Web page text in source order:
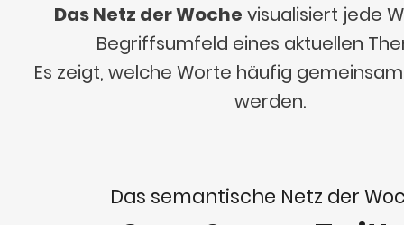
Das Netz der Woche visualisiert jede
Begriffsumfeld eines aktuellen
Es zeigt, welche Worte häufig
werden.
Das semantische Netz der